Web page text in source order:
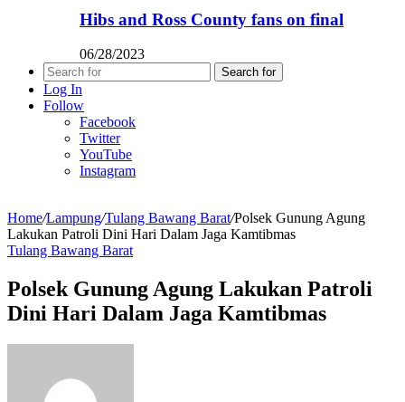
Hibs and Ross County fans on final
06/28/2023
Search for
Log In
Follow
Facebook
Twitter
YouTube
Instagram
Home/Lampung/Tulang Bawang Barat/Polsek Gunung Agung
Lakukan Patroli Dini Hari Dalam Jaga Kamtibmas
Tulang Bawang Barat
Polsek Gunung Agung Lakukan Patroli
Dini Hari Dalam Jaga Kamtibmas